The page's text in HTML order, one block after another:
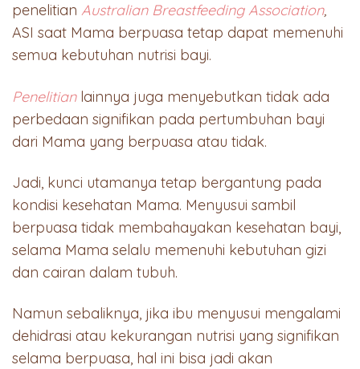
penelitian Australian Breastfeeding Association,
ASI saat Mama berpuasa tetap dapat memenuhi
semua kebutuhan nutrisi bayi.
Penelitianlainnya juga menyebutkan tidak ada
perbedaan signifikan pada pertumbuhan bayi
dari Mama yang berpuasa atau tidak.
Jadi, kunci utamanya tetap bergantung pada
kondisi kesehatan Mama. Menyusui sambil
berpuasa tidak membahayakan kesehatan bayi,
selama Mama selalu memenuhi kebutuhan gizi
dan cairan dalam tubuh.
Namun sebaliknya, jika ibu menyusui mengalami
dehidrasi atau kekurangan nutrisi yang signifikan
selama berpuasa, hal ini bisa jadi akan